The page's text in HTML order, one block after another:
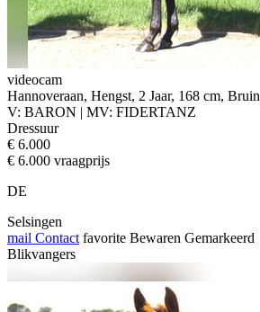
videocam
Hannoveraan, Hengst, 2 Jaar, 168 cm, Bruin
V: BARON | MV: FIDERTANZ
Dressuur
€ 6.000
€ 6.000 vraagprijs
DE
Selsingen
mail Contact favorite Bewaren Gemarkeerd
Blikvangers